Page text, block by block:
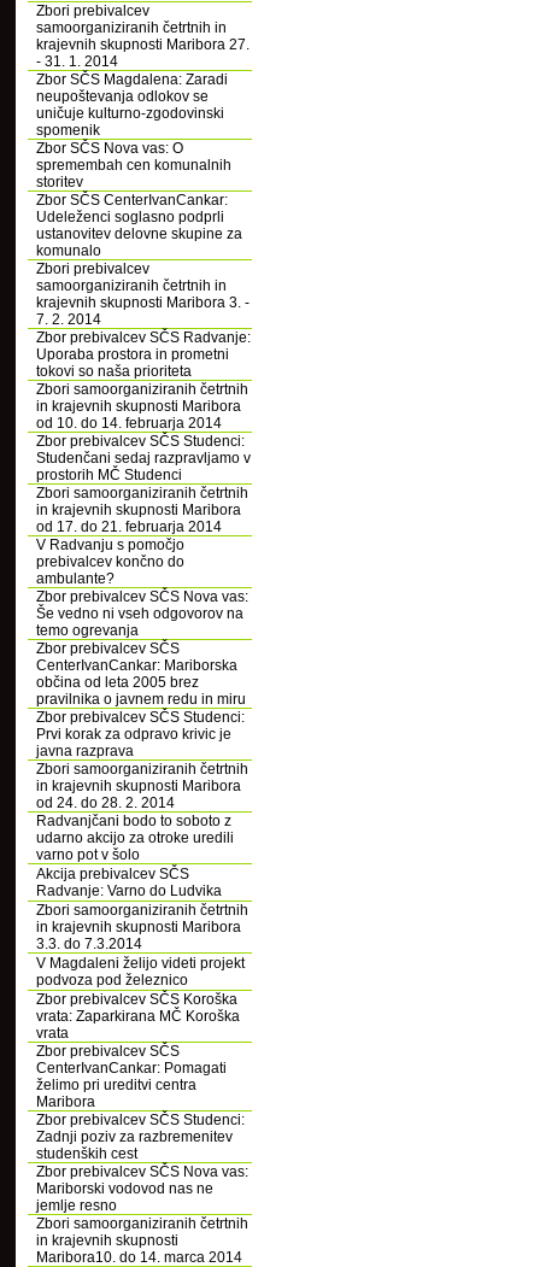
Zbori prebivalcev
samoorganiziranih četrtnih in
krajevnih skupnosti Maribora 27.
- 31. 1. 2014
Zbor SČS Magdalena: Zaradi
neupoštevanja odlokov se
uničuje kulturno-zgodovinski
spomenik
Zbor SČS Nova vas: O
spremembah cen komunalnih
storitev
Zbor SČS CenterIvanCankar:
Udeleženci soglasno podprli
ustanovitev delovne skupine za
komunalo
Zbori prebivalcev
samoorganiziranih četrtnih in
krajevnih skupnosti Maribora 3. -
7. 2. 2014
Zbor prebivalcev SČS Radvanje:
Uporaba prostora in prometni
tokovi so naša prioriteta
Zbori samoorganiziranih četrtnih
in krajevnih skupnosti Maribora
od 10. do 14. februarja 2014
Zbor prebivalcev SČS Studenci:
Studenčani sedaj razpravljamo v
prostorih MČ Studenci
Zbori samoorganiziranih četrtnih
in krajevnih skupnosti Maribora
od 17. do 21. februarja 2014
V Radvanju s pomočjo
prebivalcev končno do
ambulante?
Zbor prebivalcev SČS Nova vas:
Še vedno ni vseh odgovorov na
temo ogrevanja
Zbor prebivalcev SČS
CenterIvanCankar: Mariborska
občina od leta 2005 brez
pravilnika o javnem redu in miru
Zbor prebivalcev SČS Studenci:
Prvi korak za odpravo krivic je
javna razprava
Zbori samoorganiziranih četrtnih
in krajevnih skupnosti Maribora
od 24. do 28. 2. 2014
Radvanjčani bodo to soboto z
udarno akcijo za otroke uredili
varno pot v šolo
Akcija prebivalcev SČS
Radvanje: Varno do Ludvika
Zbori samoorganiziranih četrtnih
in krajevnih skupnosti Maribora
3.3. do 7.3.2014
V Magdaleni želijo videti projekt
podvoza pod železnico
Zbor prebivalcev SČS Koroška
vrata: Zaparkirana MČ Koroška
vrata
Zbor prebivalcev SČS
CenterIvanCankar: Pomagati
želimo pri ureditvi centra
Maribora
Zbor prebivalcev SČS Studenci:
Zadnji poziv za razbremenitev
studenških cest
Zbor prebivalcev SČS Nova vas:
Mariborski vodovod nas ne
jemlje resno
Zbori samoorganiziranih četrtnih
in krajevnih skupnosti
Maribora10. do 14. marca 2014